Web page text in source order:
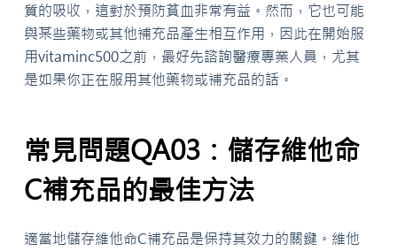
質的吸收，這對於預防貧血非常有益。然而，它也可能
與某些藥物或其他補充品產生相互作用，因此在開始服
用vitaminc500之前，最好先諮詢醫療專業人員，尤其
是如果你正在服用其他藥物或補充品的話。
常見問題QA03：儲存維他命
C補充品的最佳方法
適當地儲存維他命C補充品是保持其效力的關鍵。維他